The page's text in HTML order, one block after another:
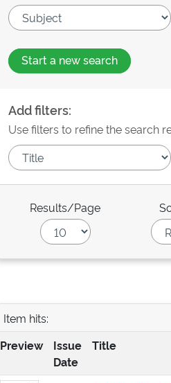
Start a new search
Add filters:
Use filters to refine the search
Results/Page
Item hits:
Preview
Issue
Date
Title